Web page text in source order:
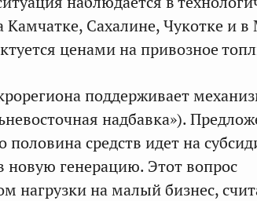
Сахалине, Чукотке и в
ценами на привозное
поддерживает
надбавка»).
средств идет на
генерацию. Этот вопрос
нагрузки на малый бизнес,